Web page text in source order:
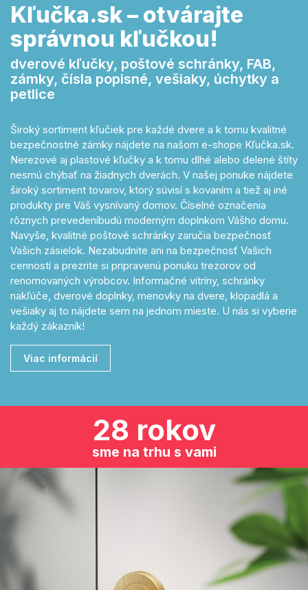
Kľučka.sk – otvárajte
správnou kľučkou!
dverové kľučky, poštové schránky, FAB,
zámky, čísla popisné, vešiaky, úchytky a
petlice
Široký sortiment kľučiek pre každé dvere a k tomu kvalitné
bezpečnostné zámky nájdete na našom e-shope Kľučka.sk.
Nerezové aj plastové kľučky a k tomu dlhé alebo delené štíty
nesmú chýbať na žiadnych dverách. V našej ponuke nájdete
široký sortiment tovarov, ktorý súvisí s kovaním a tiež aj iné
produkty pre Váš vysnívaný domov. Číselné označenia
rôznych prevedeníbudú moderným doplnkom Vášho domu.
Navyše, kvalitné poštové schránky zaručia bezpečnosť
Vašich zásielok. Nezabudnite ani na bezpečnosť Vašich
cenností a prezrite si pripravenú ponuku trezorov od
renomovaných výrobcov. Informačné vitríny, schránky
nakľúče, dverové doplnky, menovky na dvere, klopadlá a
vešiaky aj to nájdete sem na jednom mieste. U nás si vyberie
každý zákazník!
Viac informácií
28 rokov
sme na trhu s vami